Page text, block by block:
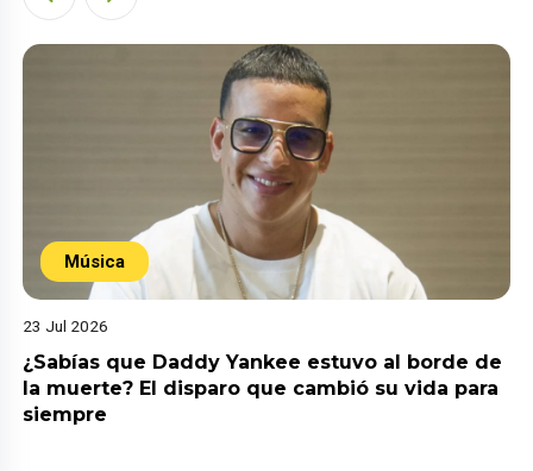
Música
23 Jul 2026
¿Sabías que Daddy Yankee estuvo al borde de
la muerte? El disparo que cambió su vida para
siempre